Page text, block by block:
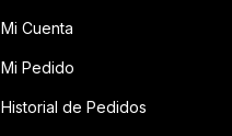
Mi Cuenta
Mi Pedido
Historial de Pedidos